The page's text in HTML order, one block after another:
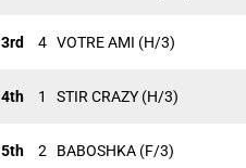
3rd 4 VOTRE AMI (H/3)
4th 1 STIR CRAZY (H/3)
5th 2 BABOSHKA (F/3)